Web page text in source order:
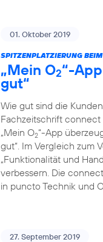
01. Oktober 2019
SPITZENPLATZIERUNG
„Mein O2“-
gut“
Wie gut sind die
Fachzeitschrift connect
„Mein O2“-App
gut“. Im Vergleich zum
„Funktionalität und
verbessern. Die
in puncto Technik und
27. September 2019